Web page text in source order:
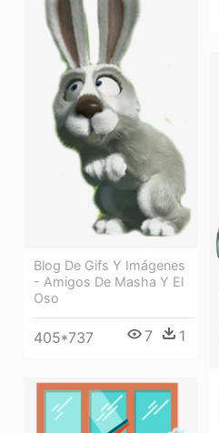
Blog De Gifs Y Imágenes
- Amigos De Masha Y El
Oso
405*737 7 1